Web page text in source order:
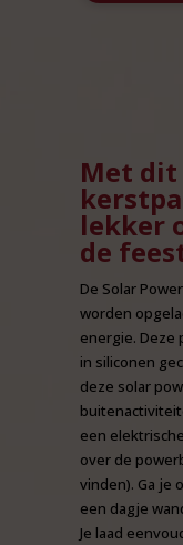
Met dit
lekker
de
De Solar
worden
energie. Deze
in siliconen
deze solar
een
over de
vinden). Ga je
een dagje
Je laad